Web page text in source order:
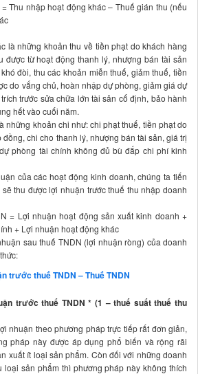
Thu nhập hoạt động khác – Thuế gián thu (nếu
là những khoản thu về tiền phạt do khách hàng
được từ hoạt động thanh lý, nhượng bán tài sản
đòi, thu các khoản miễn thuế, giảm thuế, tiền
do vắng chủ, hoàn nhập dự phòng, giảm giá dự
trước sửa chữa lớn tài sản cố định, bảo hành
hết vào cuối năm.
những khoản chi như: chi phạt thuế, tiền phạt do
chi cho thanh lý, nhượng bán tài sản, giá trị
phòng tài chính không đủ bù đắp chi phí kinh
của các hoạt động kinh doanh, chúng ta tiến
thu được lợi nhuận trước thuế thu nhập doanh
= Lợi nhuận hoạt động sản xuất kinh doanh +
+ Lợi nhuận hoạt động khác
sau thuế TNDN (lợi nhuận ròng) của doanh
trước thuế TNDN – Thuế TNDN
trước thuế TNDN * (1 – thuế suất thuế thu
nhuận theo phương pháp trực tiếp rất đơn giản,
pháp này được áp dụng phổ biến và rộng rãi
xuất ít loại sản phẩm. Còn đối với những doanh
loại sản phẩm thì phương pháp này không thích